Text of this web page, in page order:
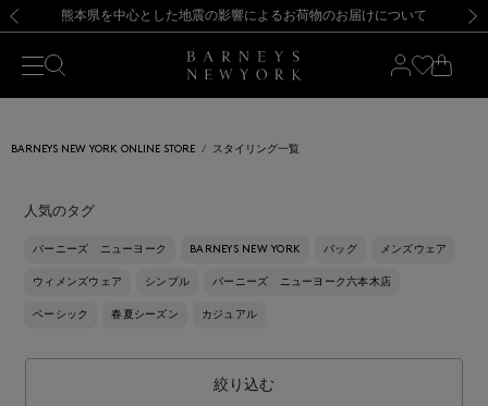
新規登録のお客様も対象！＜MY BARNEYS＞会員のお客様は11,000円（税込）以上のお買上げで常時送料無料！お買い物の際は会員登録を！
【夏季休業に伴う返品・交換承り一時停止のお知らせ】（2026.8.5）
熊本県を中心とした地震の影響によるお荷物のお届けについて
【開催中】SUMMER SALEのご案内・ご注意事項 新規登録のお客様も対象！＜MY BARNEYS＞会員のお客様は11,000円（税込）以上のお買上げで常時送料無料！お買い物の際は会員登録を！
【夏季休業に伴う返品・交換承り一時停止のお知らせ】（2026.8.5）
BARNEYS NEW YORK ONLINE STORE スタイリング一覧
人気のタグ
バーニーズ ニューヨーク BARNEYS NEW YORK バッグ メンズウェア
ウィメンズウェア シンプル バーニーズ ニューヨーク六本木店
ベーシック 春夏シーズン カジュアル
絞り込む